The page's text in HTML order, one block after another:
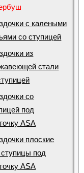
с калеными
со ступицей
из
стали
со
под
ASA
плоские
ступицы под
ASA